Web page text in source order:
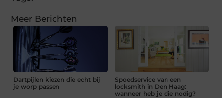
Meer Berichten
Dartpijlen kiezen die echt bij
je worp passen
Spoedservice van een
locksmith in Den Haag:
wanneer heb je die nodig?